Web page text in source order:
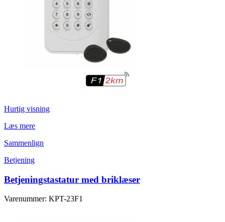
Hurtig visning
Læs mere
Sammenlign
Betjening
Betjeningstastatur med briklæser
Varenummer: KPT-23F1